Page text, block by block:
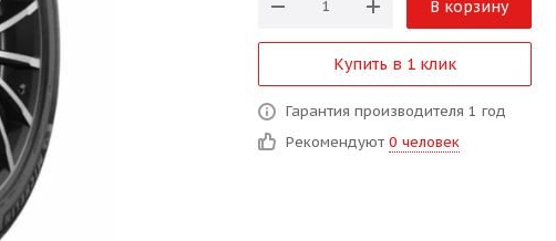
В корзину
Купить в 1 клик
Гарантия производителя 1 год
Рекомендуют 0 человек